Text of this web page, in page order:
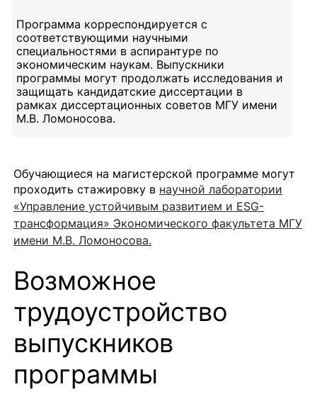
Программа корреспондируется с
соответствующими научными
специальностями в аспирантуре по
экономическим наукам. Выпускники
программы могут продолжать исследования и
защищать кандидатские диссертации в
рамках диссертационных советов МГУ имени
М.В. Ломоносова.
Обучающиеся на магистерской программе могут
проходить стажировку в научной лаборатории
«Управление устойчивым развитием и ESG-
трансформация» Экономического факультета МГУ
имени М.В. Ломоносова.
Возможное
трудоустройство
выпускников
программы